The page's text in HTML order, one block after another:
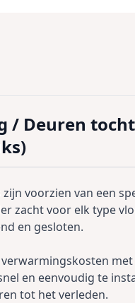
/ Deuren
voorzien van een
zacht voor elk type
en gesloten.
verwarmingskosten
en eenvoudig te
tot het verleden.